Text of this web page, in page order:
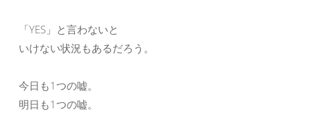
「YES」と言わないと
いけない状況もあるだろう。
今日も1つの嘘。
明日も1つの嘘。